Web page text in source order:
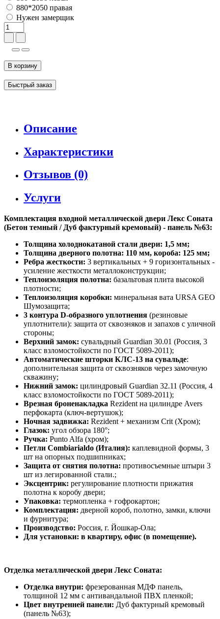
880*2050 правая
Нужен замерщик
В корзину
Быстрый заказ
Описание
Характеристики
Отзывов (0)
Услуги
Комплектация входной металлической двери Лекс Соната
(Бетон темный / Дуб фактурный кремовый) - панель №63:
Толщина холоднокатаной стали двери: 1,5 мм;
Толщина дверного полотна: 110 мм, короба: 125 мм;
Ребра жесткости: 3 вертикальных + 9 горизонтальных -
усиление жесткости металлоконструкции;
Теплоизоляция полотна: базальтовая плита высокой
плотности;
Теплоизоляция коробки: минеральная вата URSA GEO
Шумозащита;
3 контура D-образного уплотнения (резиновые
уплотнители): защита от сквозняков и запахов с уличной
стороны;
Верхний замок: сувальдный Guardian 30.01 (Россия, 3
класс взломостойкости по ГОСТ 5089-2011);
Автоматические шторки КЛС-13 на сувальде:
дополнительная защита от сквозняков через замочную
скважину;
Нижний замок: цилиндровый Guardian 32.11 (Россия, 4
класс взломостойкости по ГОСТ 5089-2011);
Врезная броненакладка Rezident на цилиндре Avers
перфокарта (ключ-вертушок);
Ночная задвижка: Rezident + механизм Crit (Хром);
Глазок: угол обзора 180°;
Ручка: Punto Alfa (хром);
Петли Combiarialdo (Италия): каплевидной формы, 3
шт на опорных подшипниках;
Защита от снятия полотна: противосъемные штыри 3
шт из легированной стали.;
Эксцентрик: регулирование плотности прижатия
полотна к коробу двери;
Упаковка: термопленка + гофрокартон;
Комплектация: дверной короб, полотно, замки, ключи
и фурнитура;
Производство: Россия, г. Йошкар-Ола;
Для установки: в квартиру, офис (в помещение).
Отделка металлической двери Лекс Соната:
Отделка внутри: фрезерованная МДФ панель,
толщиной 12 мм с антивандальной ПВХ пленкой;
Цвет внутренней панели: Дуб фактурный кремовый
(панель №63);